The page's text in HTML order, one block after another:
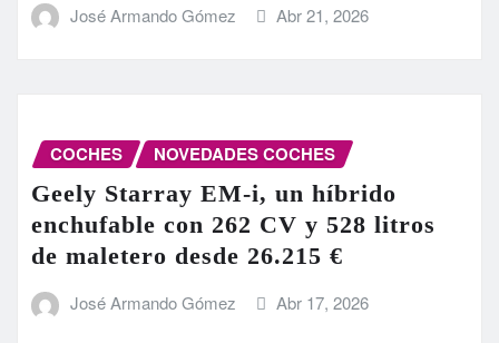
José Armando Gómez Abr 21, 2026
COCHES NOVEDADES COCHES
Geely Starray EM-i, un híbrido
enchufable con 262 CV y 528 litros
de maletero desde 26.215 €
José Armando Gómez Abr 17, 2026